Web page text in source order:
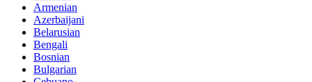
Armenian
Azerbaijani
Belarusian
Bengali
Bosnian
Bulgarian